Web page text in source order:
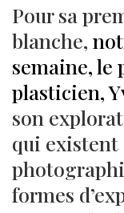
Pour sa
blanche,
semaine, le
plasticien,
son
qui existent
formes